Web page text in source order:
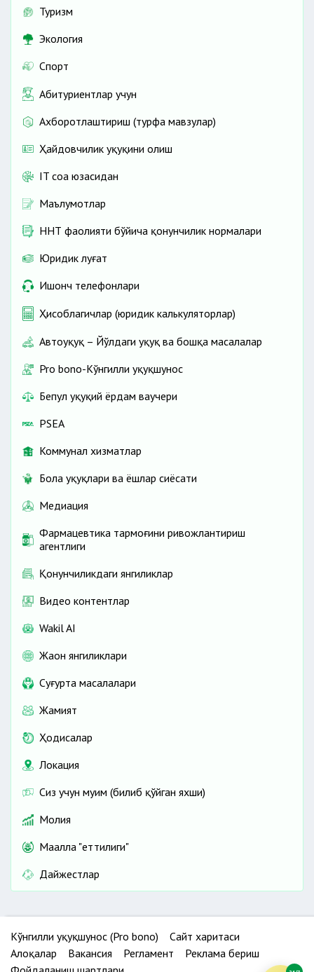
Туризм
Экология
Спорт
Абитуриентлар учун
Ахборотлаштириш (турфа мавзулар)
Ҳайдовчилик ҳуқуқини олиш
IT соҳа юзасидан
Маълумотлар
ННТ фаолияти бўйича қонунчилик нормалари
Юридик луғат
Ишонч телефонлари
Ҳисоблагичлар (юридик калькуляторлар)
Автоҳуқуқ – Йўлдаги ҳуқуқ ва бошқа масалалар
Pro bono-Кўнгилли ҳуқуқшунос
Бепул ҳуқуқий ёрдам ваучери
PSEA
Коммунал хизматлар
Бола ҳуқуқлари ва ёшлар сиёсати
Медиация
Фармацевтика тармоғини ривожлантириш
агентлиги
Қонунчиликдаги янгиликлар
Видео контентлар
Wakil AI
Жаҳон янгиликлари
Cуғурта масалалари
Жамият
Ҳодисалар
Локация
Сиз учун муҳим (билиб қўйган яхши)
Молия
Маҳалла "еттилиги"
Дайжестлар
Кўнгилли ҳуқуқшунос (Pro bono)
Сайт харитаси
Алоқалар
Вакансия Регламент
Реклама бериш